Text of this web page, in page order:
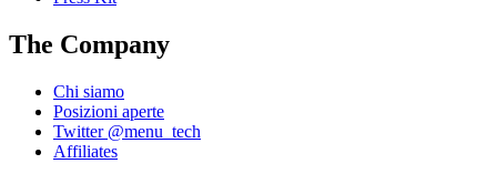
The Company
Chi siamo
Posizioni aperte
Twitter @menu_tech
Affiliates